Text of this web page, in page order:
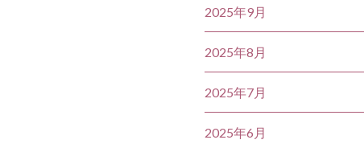
2025年9月
2025年8月
2025年7月
2025年6月